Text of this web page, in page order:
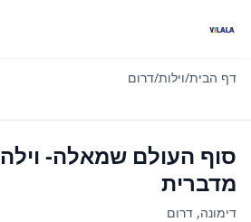
דף הבית/וילות/דרום
סוף העולם שמאלה- וילה
מדברית
דימונה, דרום